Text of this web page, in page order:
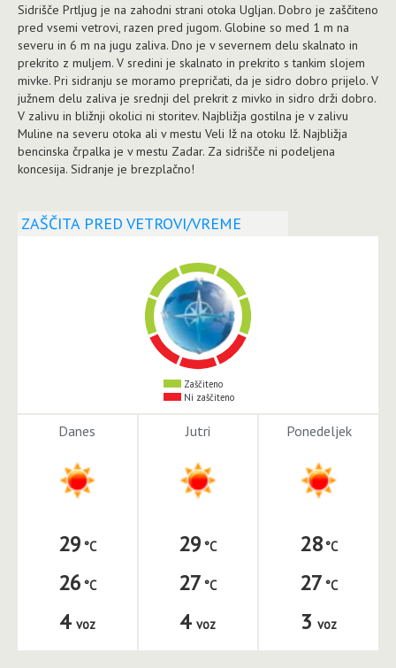
Sidrišče Prtljug je na zahodni strani otoka Ugljan. Dobro je zaščiteno
pred vsemi vetrovi, razen pred jugom. Globine so med 1 m na
severu in 6 m na jugu zaliva. Dno je v severnem delu skalnato in
prekrito z muljem. V sredini je skalnato in prekrito s tankim slojem
mivke. Pri sidranju se moramo prepričati, da je sidro dobro prijelo. V
južnem delu zaliva je srednji del prekrit z mivko in sidro drži dobro.
V zalivu in bližnji okolici ni storitev. Najbližja gostilna je v zalivu
Muline na severu otoka ali v mestu Veli Iž na otoku Iž. Najbližja
bencinska črpalka je v mestu Zadar. Za sidrišče ni podeljena
koncesija. Sidranje je brezplačno!
ZAŠČITA PRED VETROVI/VREME
Zaščiteno
Ni zaščiteno
Danes
29
26
4 voz
Jutri
29
27
4 voz
Ponedeljek
28
27
3 voz